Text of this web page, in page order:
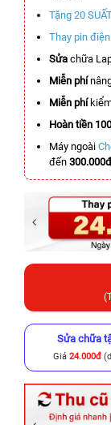
Tặng 20
Thay pin
Sửa chữa
Miễn phí
Miễn phí
Hoàn tiền
Máy ngoài
đến 300.000đ
Sửa chữa
Giá 24.000đ